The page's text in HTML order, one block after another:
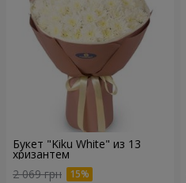
Букет "Kiku White" из 13
хризантем
2 069 грн